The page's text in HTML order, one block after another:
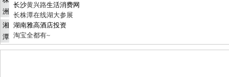
洲
湘
潭
长沙黄兴路生活消费网
长株潭在线湖大参展
湖南雅高酒店投资
淘宝全都有~